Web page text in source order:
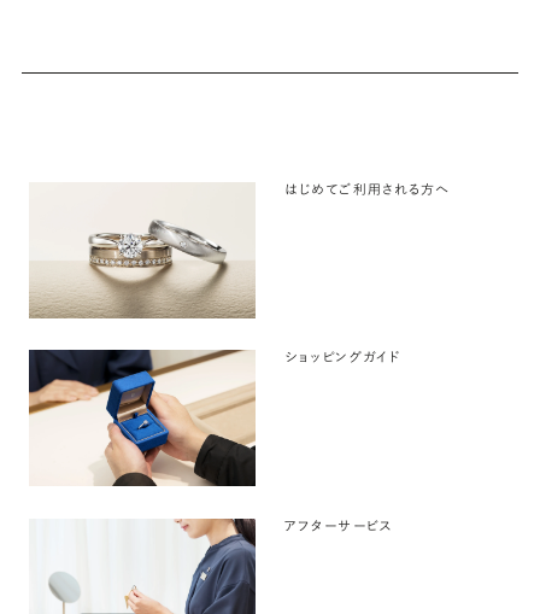
はじめてご利用される方へ
ショッピングガイド
アフターサービス